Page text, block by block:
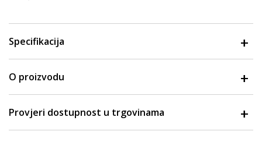
Specifikacija
O proizvodu
Provjeri dostupnost u trgovinama